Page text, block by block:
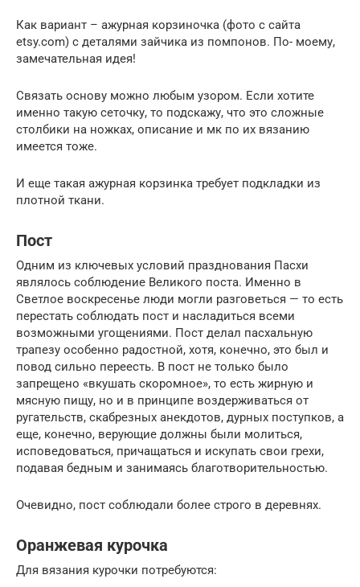
Как вариант – ажурная корзиночка (фото с сайта
etsy.com) с деталями зайчика из помпонов. По- моему,
замечательная идея!
Связать основу можно любым узором. Если хотите
именно такую сеточку, то подскажу, что это сложные
столбики на ножках, описание и мк по их вязанию
имеется тоже.
И еще такая ажурная корзинка требует подкладки из
плотной ткани.
Пост
Одним из ключевых условий празднования Пасхи
являлось соблюдение Великого поста. Именно в
Светлое воскресенье люди могли разговеться — то есть
перестать соблюдать пост и насладиться всеми
возможными угощениями. Пост делал пасхальную
трапезу особенно радостной, хотя, конечно, это был и
повод сильно переесть. В пост не только было
запрещено «вкушать скоромное», то есть жирную и
мясную пищу, но и в принципе воздерживаться от
ругательств, скабрезных анекдотов, дурных поступков, а
еще, конечно, верующие должны были молиться,
исповедоваться, причащаться и искупать свои грехи,
подавая бедным и занимаясь благотворительностью.
Очевидно, пост соблюдали более строго в деревнях.
Оранжевая курочка
Для вязания курочки потребуются: